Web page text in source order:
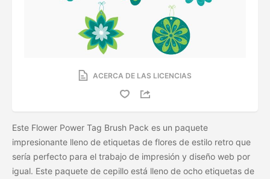
ACERCA DE LAS LICENCIAS
Este Flower Power Tag Brush Pack es un paquete
impresionante lleno de etiquetas de flores de estilo retro que
sería perfecto para el trabajo de impresión y diseño web por
igual. Este paquete de cepillo está lleno de ocho etiquetas de